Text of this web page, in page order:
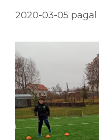
2020-03-05 pagal